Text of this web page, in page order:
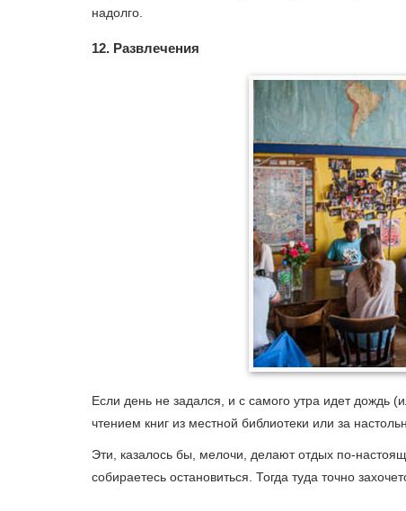
надолго.
12. Развлечения
Если день не задался, и с самого утра идет дождь
чтением книг из местной библиотеки или за
Эти, казалось бы, мелочи, делают отдых по-
собираетесь остановиться. Тогда туда точно